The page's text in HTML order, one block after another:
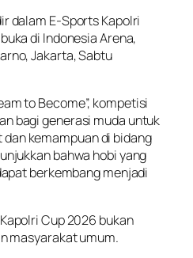
dalam E-Sports Kapolri
di Indonesia Arena,
Jakarta, Sabtu
to Become”, kompetisi
bagi generasi muda untuk
kemampuan di bidang
bahwa hobi yang
berkembang menjadi
Cup 2026 bukan
masyarakat umum.